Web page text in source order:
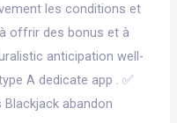
les conditions et
offrir des bonus et à
anticipation well-
A dedicate app . ✅
abandon